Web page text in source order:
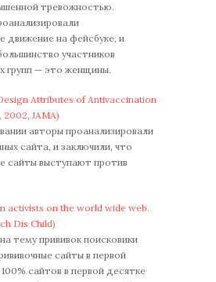
тревожностью.
движение на фейсбуке, и
участников
групп — это женщины.
Attributes of Antivaccination
2002, JAMA)
авторы проанализировали
сайта, и заключили, что
сайты выступают против
activists on the world wide web.
Dis Child)
тему прививок поисковики
сайты в первой
100% сайтов в первой десятке